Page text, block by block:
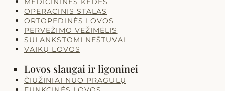
OPERACINIS STALAS
ORTOPEDINĖS LOVOS
PERVEŽIMO VEŽIMĖLIS
SULANKSTOMI NEŠTUVAI
VAIKŲ LOVOS
Lovos slaugai ir ligoninei
ČIUŽINIAI NUO PRAGULŲ